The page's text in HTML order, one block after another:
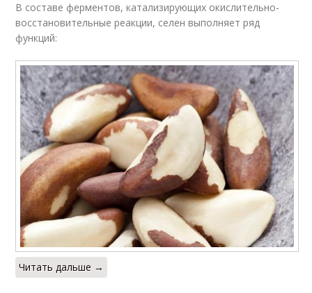
В составе ферментов, катализирующих окислительно-
восстановительные реакции, селен выполняет ряд
функций:
Читать дальше →